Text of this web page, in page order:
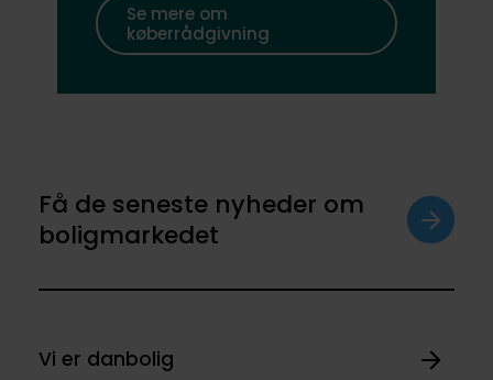
Se mere om
køberrådgivning
Få de seneste nyheder om
boligmarkedet
Vi er danbolig